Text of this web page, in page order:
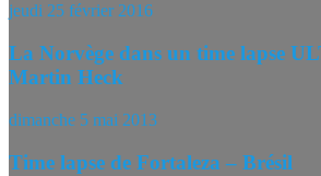
jeudi 25 février 2016
La Norvège dans un time lapse
Martin Heck
dimanche 5 mai 2013
Time lapse de Fortaleza – Brésil